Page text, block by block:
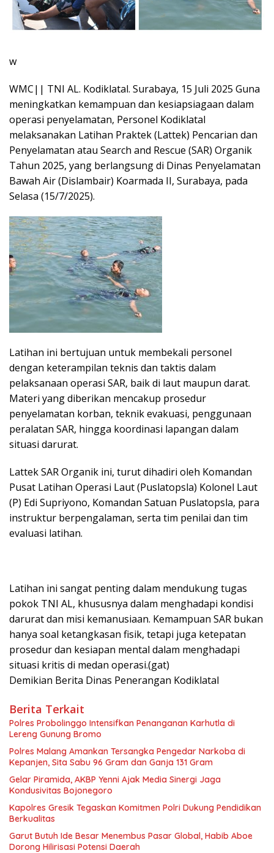
w
WMC|| TNI AL. Kodiklatal. Surabaya, 15 Juli 2025 Guna
meningkatkan kemampuan dan kesiapsiagaan dalam
operasi penyelamatan, Personel Kodiklatal
melaksanakan Latihan Praktek (Lattek) Pencarian dan
Penyelamatan atau Search and Rescue (SAR) Organik
Tahun 2025, yang berlangsung di Dinas Penyelamatan
Bawah Air (Dislambair) Koarmada II, Surabaya, pada
Selasa (15/7/2025).
Latihan ini bertujuan untuk membekali personel
dengan keterampilan teknis dan taktis dalam
pelaksanaan operasi SAR, baik di laut maupun darat.
Materi yang diberikan mencakup prosedur
penyelamatan korban, teknik evakuasi, penggunaan
peralatan SAR, hingga koordinasi lapangan dalam
situasi darurat.
Lattek SAR Organik ini, turut dihadiri oleh Komandan
Pusat Latihan Operasi Laut (Puslatopsla) Kolonel Laut
(P) Edi Supriyono, Komandan Satuan Puslatopsla, para
instruktur berpengalaman, serta tim penilai dan tim
evaluasi latihan.
Latihan ini sangat penting dalam mendukung tugas
pokok TNI AL, khususnya dalam menghadapi kondisi
darurat dan misi kemanusiaan. Kemampuan SAR bukan
hanya soal ketangkasan fisik, tetapi juga ketepatan
prosedur dan kesiapan mental dalam menghadapi
situasi kritis di medan operasi.(gat)
Demikian Berita Dinas Penerangan Kodiklatal
Berita Terkait
Polres Probolinggo Intensifkan Penanganan Karhutla di
Lereng Gunung Bromo
Polres Malang Amankan Tersangka Pengedar Narkoba di
Kepanjen, Sita Sabu 96 Gram dan Ganja 131 Gram
Gelar Piramida, AKBP Yenni Ajak Media Sinergi Jaga
Kondusivitas Bojonegoro
Kapolres Gresik Tegaskan Komitmen Polri Dukung Pendidikan
Berkualitas
Garut Butuh Ide Besar Menembus Pasar Global, Habib Aboe
Dorong Hilirisasi Potensi Daerah